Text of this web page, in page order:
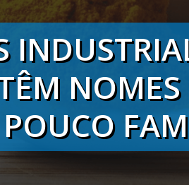
POUCO